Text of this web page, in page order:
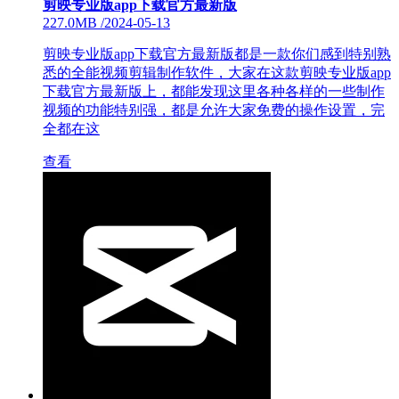
剪映专业版app下载官方最新版
227.0MB /2024-05-13
剪映专业版app下载官方最新版都是一款你们感到特别熟
悉的全能视频剪辑制作软件，大家在这款剪映专业版app
下载官方最新版上，都能发现这里各种各样的一些制作
视频的功能特别强，都是允许大家免费的操作设置，完
全都在这
查看